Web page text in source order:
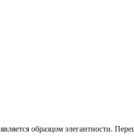
образцом элегантности.